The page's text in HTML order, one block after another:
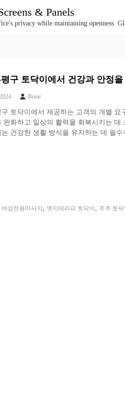
& Panels
privacy while maintaining openness.
구 토닥이에서 건강과 안정
Brent
구 토닥이에서 제공하는 고객의 개별 요
완화하고 일상의 활력을 회복시키는 데
는 건강한 생활 방식을 유지하는 데 필
여성전용마사지 엣지테라피 토닥이 주주 토닥